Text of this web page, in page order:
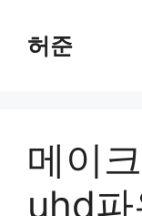
content
허준
메이
uhd